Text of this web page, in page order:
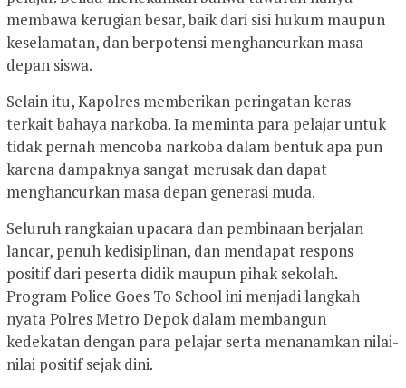
membawa kerugian besar, baik dari sisi hukum maupun
keselamatan, dan berpotensi menghancurkan masa
depan siswa.
Selain itu, Kapolres memberikan peringatan keras
terkait bahaya narkoba. Ia meminta para pelajar untuk
tidak pernah mencoba narkoba dalam bentuk apa pun
karena dampaknya sangat merusak dan dapat
menghancurkan masa depan generasi muda.
Seluruh rangkaian upacara dan pembinaan berjalan
lancar, penuh kedisiplinan, dan mendapat respons
positif dari peserta didik maupun pihak sekolah.
Program Police Goes To School ini menjadi langkah
nyata Polres Metro Depok dalam membangun
kedekatan dengan para pelajar serta menanamkan nilai-
nilai positif sejak dini.